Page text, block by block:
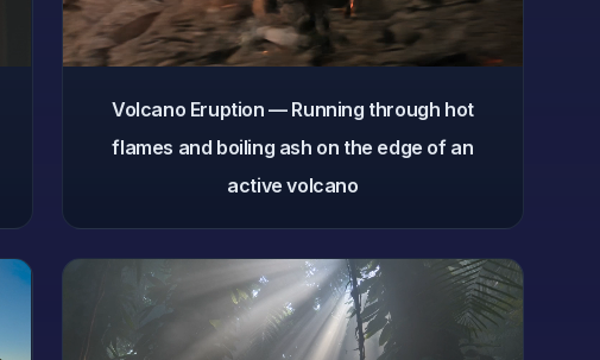
Volcano Eruption — Running through hot
flames and boiling ash on the edge of an
active volcano